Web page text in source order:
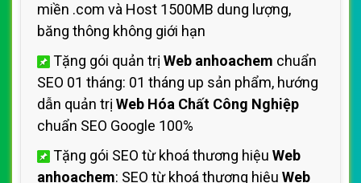
miền .com và Host 1500MB dung lượng,
băng thông không giới hạn
Tặng gói quản trị Web anhoachem chuẩn
SEO 01 tháng: 01 tháng up sản phẩm, hướng
dẫn quản trị Web Hóa Chất Công Nghiệp
chuẩn SEO Google 100%
Tặng gói SEO từ khoá thương hiệu Web
anhoachem: SEO từ khoá thương hiệu Web